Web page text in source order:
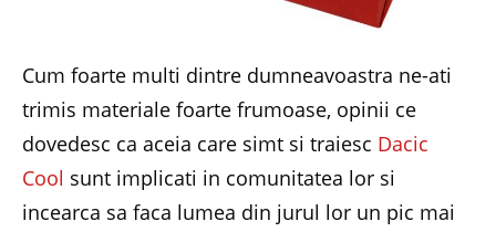
Cum foarte multi dintre dumneavoastra ne-ati
trimis materiale foarte frumoase, opinii ce
dovedesc ca aceia care simt si traiesc Dacic
Cool sunt implicati in comunitatea lor si
incearca sa faca lumea din jurul lor un pic mai